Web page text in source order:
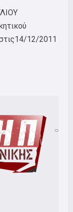
12/2011